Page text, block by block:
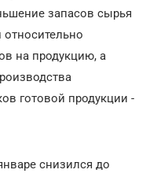
запасов сырья
на продукцию, а
готовой продукции -
снизился до